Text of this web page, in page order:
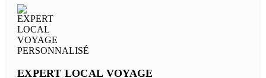
EXPERT LOCAL VOYAGE